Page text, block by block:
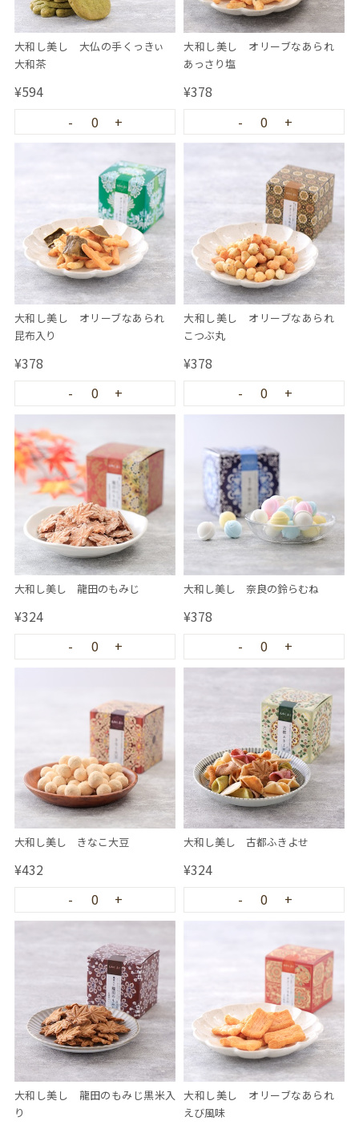
大和し美し 大仏の手くっきぃ
大和茶
¥594
-
0 +
大和し美し オリーブなあられ
あっさり塩
¥378
-
0 +
大和し美し オリーブなあられ
昆布入り
¥378
-
0 +
大和し美し オリーブなあられ
こつぶ丸
¥378
-
0 +
大和し美し 龍田のもみじ
¥324
-
0 +
大和し美し 奈良の鈴らむね
¥378
-
0 +
大和し美し きなこ大豆
¥432
-
0 +
大和し美し 古都ふきよせ
¥324
-
0 +
大和し美し 龍田のもみじ黒米入
り
大和し美し オリーブなあられ
えび風味